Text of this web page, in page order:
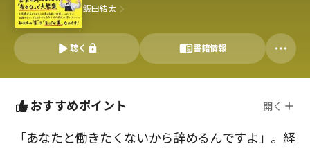
飯田結太
聴く 書籍情報
おすすめポイント 開く
「あなたと働きたくないから辞めるんですよ」。経